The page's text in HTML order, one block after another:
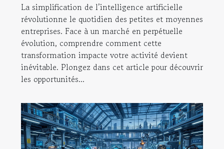
La simplification de l’intelligence artificielle
révolutionne le quotidien des petites et moyennes
entreprises. Face à un marché en perpétuelle
évolution, comprendre comment cette
transformation impacte votre activité devient
inévitable. Plongez dans cet article pour découvrir
les opportunités...